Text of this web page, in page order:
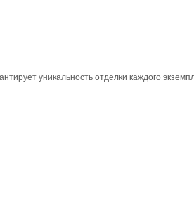
уникальность отделки каждого